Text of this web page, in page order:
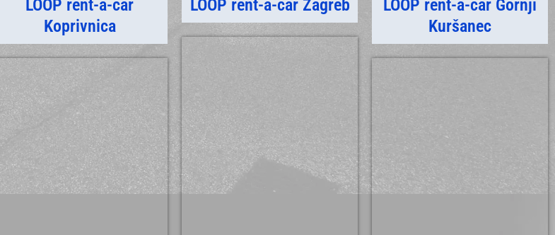
LOOP rent-a-car
Koprivnica
LOOP rent-a-car Zagreb
LOOP rent-a-car Gornji
Kuršanec